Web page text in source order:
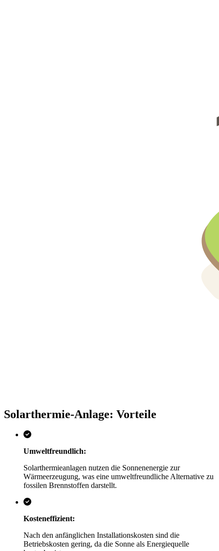
Solarthermie-Anlage: Vorteile
Umweltfreundlich:
Solarthermieanlagen nutzen die Sonnenenergie zur
Wärmeerzeugung, was eine umweltfreundliche Alternative zu
fossilen Brennstoffen darstellt.
Kosteneffizient:
Nach den anfänglichen Installationskosten sind die
Betriebskosten gering, da die Sonne als Energiequelle